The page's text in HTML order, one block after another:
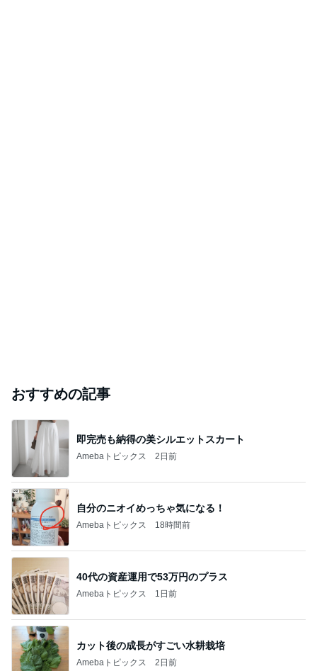
おすすめの記事
即完売も納得の美シルエットスカート
Amebaトピックス 2日前
自分のニオイめっちゃ気になる！
Amebaトピックス 18時間前
40代の資産運用で53万円のプラス
Amebaトピックス 1日前
カット後の成長がすごい水耕栽培
Amebaトピックス 2日前